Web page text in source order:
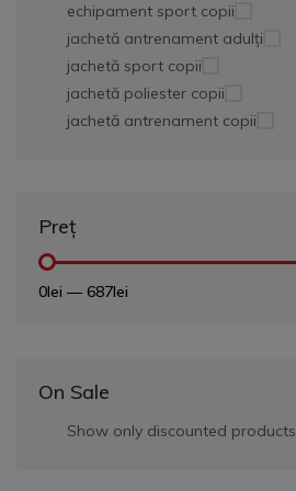
echipament sport copii
jachetă antrenament adulți
jachetă sport copii
jachetă poliester copii
jachetă antrenament copii
Preț
0lei — 687lei
On Sale
Show only discounted products